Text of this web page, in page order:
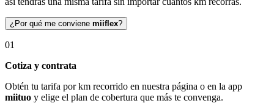
¿Por qué me conviene miiflex?
01
Cotiza y contrata
Obtén tu tarifa por km recorrido en nuestra página o en la app
miituo y elige el plan de cobertura que más te convenga.